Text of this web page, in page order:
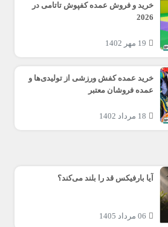
خرید و فروش عمده کفپوش تاتامی در
2026
19 مهر 1402
خرید عمده کفش ورزشی از تولیدی‌ها و
عمده فروشان معتبر
18 مرداد 1402
آیا بارفیکس قد را بلند می‌کند؟
06 مرداد 1405